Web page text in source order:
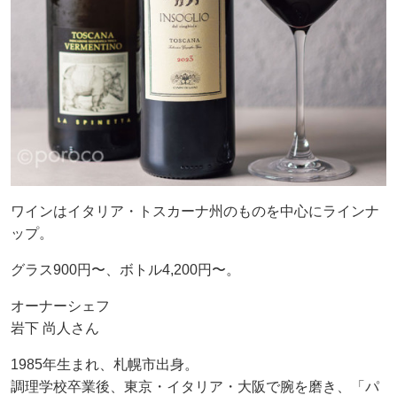
ワインはイタリア・トスカーナ州のものを中心にラインナ
ップ。
グラス900円〜、ボトル4,200円〜。
オーナーシェフ
岩下 尚人さん
1985年生まれ、札幌市出身。
調理学校卒業後、東京・イタリア・大阪で腕を磨き、「パ